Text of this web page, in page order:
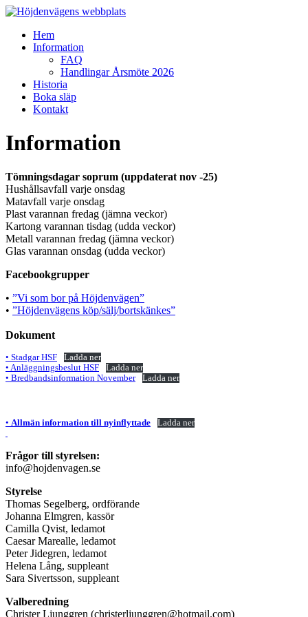
Hoppa
innehåll
Höjdenvägens
webbplats
Höjdenvägen
Meny
Hem
Information
FAQ
Handlingar Årsmöte 2026
Historia
Boka släp
Kontakt
Information
Tömningsdagar soprum (uppdaterat nov -25)
Hushållsavfall varje onsdag
Matavfall varje onsdag
Plast varannan fredag (jämna veckor)
Kartong varannan tisdag (udda veckor)
Metall varannan fredag (jämna veckor)
Glas varannan onsdag (udda veckor)
Facebookgrupper
• ”Vi som bor på Höjdenvägen”
• ”Höjdenvägens köp/sälj/bortskänkes”
Dokument
• Stadgar HSF
Ladda ner
• Anläggningsbeslut HSF
Ladda ner
• Bredbandsinformation November
Ladda ner
• Allmän information till nyinflyttade Ladda ner
Frågor till styrelsen:
info@hojdenvagen.se
Styrelse
Thomas Segelberg, ordförande
Johanna Elmgren, kassör
Camilla Qvist, ledamot
Caesar Marealle, ledamot
Peter Jidegren, ledamot
Helena Lång, suppleant
Sara Sivertsson, suppleant
Valberedning
Christer Ljunggren (christerljunggren@hotmail.com)